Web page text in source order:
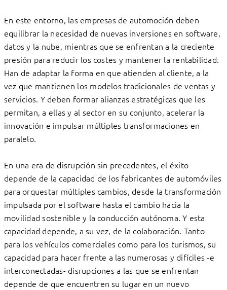
En este entorno, las empresas de automoción deben
equilibrar la necesidad de nuevas inversiones en software,
datos y la nube, mientras que se enfrentan a la creciente
presión para reducir los costes y mantener la rentabilidad.
Han de adaptar la forma en que atienden al cliente, a la
vez que mantienen los modelos tradicionales de ventas y
servicios. Y deben formar alianzas estratégicas que les
permitan, a ellas y al sector en su conjunto, acelerar la
innovación e impulsar múltiples transformaciones en
paralelo.
En una era de disrupción sin precedentes, el éxito
depende de la capacidad de los fabricantes de automóviles
para orquestar múltiples cambios, desde la transformación
impulsada por el software hasta el cambio hacia la
movilidad sostenible y la conducción autónoma. Y esta
capacidad depende, a su vez, de la colaboración. Tanto
para los vehículos comerciales como para los turismos, su
capacidad para hacer frente a las numerosas y difíciles -e
interconectadas- disrupciones a las que se enfrentan
depende de que encuentren su lugar en un nuevo